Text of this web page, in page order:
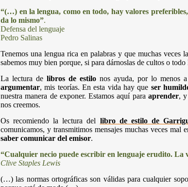
“(…) en la lengua, como en todo, hay valores
da lo mismo”.
Defensa del lenguaje
Pedro Salinas
Tenemos una lengua rica en palabras y que muchas
sabemos muy bien porque, si para dárnoslas de cultos o
La lectura delibros de estilo nos ayuda, por lo menos
argumentar, mis teorías. En esta vida hay que ser
nuestra manera de exponer. Estamos aquí para aprender, y
nos creemos.
Os recomiendo la lectura del libro de estilo de
comunicamos, y transmitimos mensajes muchas veces
saber comunicar del emisor.
“Cualquier necio puede escribir en lenguaje erudito. La
Clive Staples Lewis
(…) las normas ortográficas son válidas para cualquier